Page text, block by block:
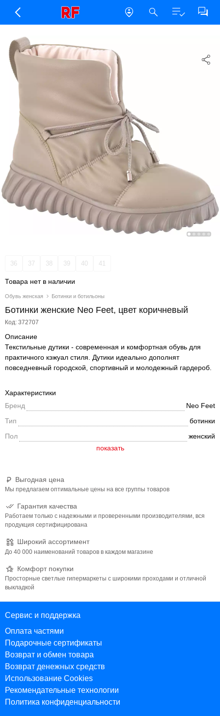
Обувь женская Ботинки и ботильоны
Ботинки женские Neo Feet, цвет коричневый
Код: 372707
36 37 38 39 40 41
Товара нет в наличии
Описание
Текстильные дутики - современная и комфортная обувь для
практичного кэжуал стиля. Дутики идеально дополнят
повседневный городской, спортивный и молодежный гардероб.
Выгодная цена
Мы предлагаем оптимальные цены на все группы товаров
Гарантия качества
Работаем только с надежными и проверенными производителями, вся
продукция сертифицирована
Широкий ассортимент
До 40 000 наименований товаров в каждом магазине
Комфорт покупки
Просторные светлые гипермаркеты с широкими проходами и отличной
выкладкой
Характеристики
Бренд
Neo Feet
Тип
ботинки
Пол
женский
Сервис и поддержка
Оплата частями
Подарочные сертификаты
Возврат и обмен товара
Возврат денежных средств
Использование Cookies
Рекомендательные технологии
Политика конфиденциальности